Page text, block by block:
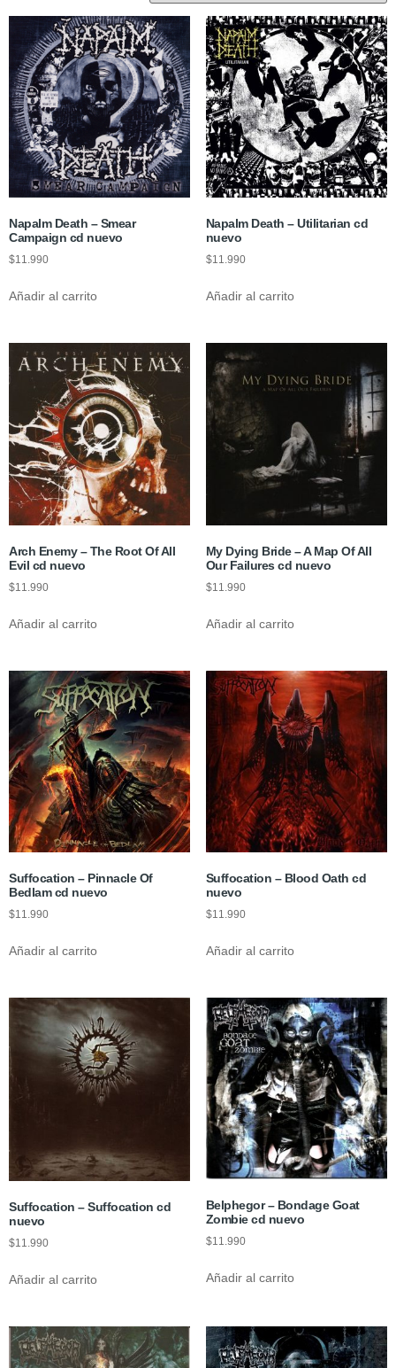
Napalm Death – Smear
Campaign cd nuevo
$11.990
Añadir al carrito
Napalm Death – Utilitarian cd
nuevo
$11.990
Añadir al carrito
Arch Enemy – The Root Of All
Evil cd nuevo
$11.990
Añadir al carrito
My Dying Bride – A Map Of All
Our Failures cd nuevo
$11.990
Añadir al carrito
Suffocation – Pinnacle Of
Bedlam cd nuevo
$11.990
Añadir al carrito
Suffocation – Blood Oath cd
nuevo
$11.990
Añadir al carrito
Suffocation – Suffocation cd
nuevo
$11.990
Añadir al carrito
Belphegor – Bondage Goat
Zombie cd nuevo
$11.990
Añadir al carrito